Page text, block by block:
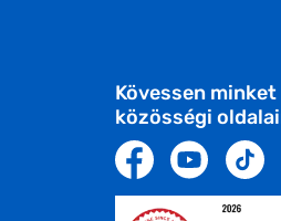
Kövessen minket
közösségi